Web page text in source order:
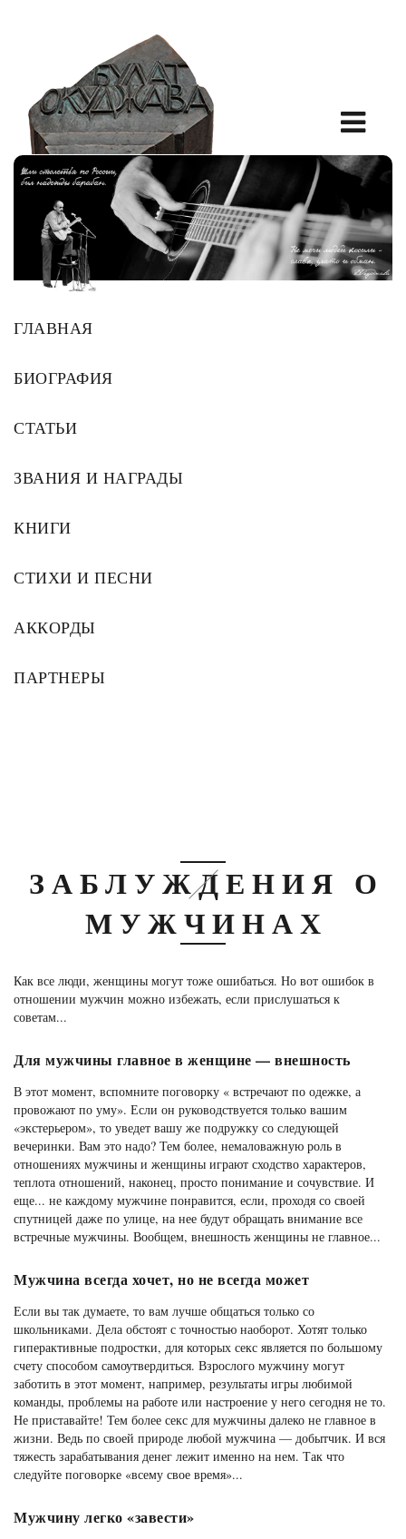
ГЛАВНАЯ
БИОГРАФИЯ
СТАТЬИ
ЗВАНИЯ И НАГРАДЫ
КНИГИ
СТИХИ И ПЕСНИ
АККОРДЫ
ПАРТНЕРЫ
ЗАБЛУЖДЕНИЯ О
МУЖЧИНАХ
Как все люди, женщины могут тоже ошибаться. Но вот ошибок в
отношении мужчин можно избежать, если прислушаться к
советам...
Для мужчины главное в женщине — внешность
В этот момент, вспомните поговорку « встречают по одежке, а
провожают по уму». Если он руководствуется только вашим
«экстерьером», то уведет вашу же подружку со следующей
вечеринки. Вам это надо? Тем более, немаловажную роль в
отношениях мужчины и женщины играют сходство характеров,
теплота отношений, наконец, просто понимание и сочувствие. И
еще... не каждому мужчине понравится, если, проходя со своей
спутницей даже по улице, на нее будут обращать внимание все
встречные мужчины. Вообщем, внешность женщины не главное...
Мужчина всегда хочет, но не всегда может
Если вы так думаете, то вам лучше общаться только со
школьниками. Дела обстоят с точностью наоборот. Хотят только
гиперактивные подростки, для которых секс является по большому
счету способом самоутвердиться. Взрослого мужчину могут
заботить в этот момент, например, результаты игры любимой
команды, проблемы на работе или настроение у него сегодня не то.
Не приставайте! Тем более секс для мужчины далеко не главное в
жизни. Ведь по своей природе любой мужчина — добытчик. И вся
тяжесть зарабатывания денег лежит именно на нем. Так что
следуйте поговорке «всему свое время»...
Мужчину легко «завести»